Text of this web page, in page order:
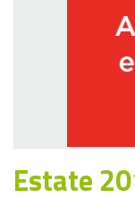
Estate